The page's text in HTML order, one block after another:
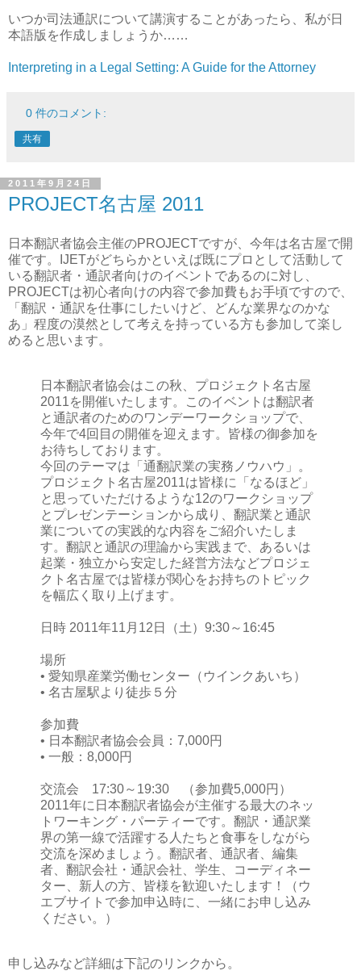
いつか司法通訳について講演することがあったら、私が日
本語版を作成しましょうか……
Interpreting in a Legal Setting: A Guide for the Attorney
0 件のコメント:
共有
2011年9月24日
PROJECT名古屋 2011
日本翻訳者協会主催のPROJECTですが、今年は名古屋で開
催です。IJETがどちらかといえば既にプロとして活動して
いる翻訳者・通訳者向けのイベントであるのに対し、
PROJECTは初心者向けの内容で参加費もお手頃ですので、
「翻訳・通訳を仕事にしたいけど、どんな業界なのかな
あ」程度の漠然として考えを持っている方も参加して楽し
めると思います。
日本翻訳者協会はこの秋、プロジェクト名古屋
2011を開催いたします。このイベントは翻訳者
と通訳者のためのワンデーワークショップで、
今年で4回目の開催を迎えます。皆様の御参加を
お待ちしております。
今回のテーマは「通翻訳業の実務ノウハウ」。
プロジェクト名古屋2011は皆様に「なるほど」
と思っていただけるような12のワークショップ
とプレゼンテーションから成り、翻訳業と通訳
業についての実践的な内容をご紹介いたしま
す。翻訳と通訳の理論から実践まで、あるいは
起業・独立から安定した経営方法などプロジェ
クト名古屋では皆様が関心をお持ちのトピック
を幅広く取り上げます。
日時 2011年11月12日（土）9:30～16:45
場所
• 愛知県産業労働センター（ウインクあいち）
• 名古屋駅より徒歩５分
参加費
• 日本翻訳者協会会員：7,000円
• 一般：8,000円
交流会 17:30～19:30 （参加費5,000円）
2011年に日本翻訳者協会が主催する最大のネッ
トワーキング・パーティーです。翻訳・通訳業
界の第一線で活躍する人たちと食事をしながら
交流を深めましょう。翻訳者、通訳者、編集
者、翻訳会社・通訳会社、学生、コーディネー
ター、新人の方、皆様を歓迎いたします！（ウ
エブサイトで参加申込時に、一緒にお申し込み
ください。）
申し込みなど詳細は下記のリンクから。